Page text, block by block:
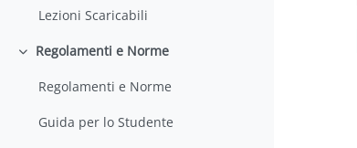
Lezioni Scaricabili
Minimizza
Regolamenti e Norme
Regolamenti e Norme
Guida per lo Studente